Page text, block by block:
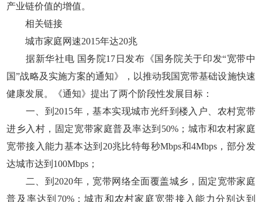
产业链价值的增值。
相关链接
城市家庭网速2015年达20兆
据新华社电 国务院17日发布《国务院关于印发“宽带中
国”战略及实施方案的通知》，以推动我国宽带基础设施快速
健康发展。《通知》提出了两个阶段性发展目标：
一、到2015年，基本实现城市光纤到楼入户、农村宽带
进乡入村，固定宽带家庭普及率达到50%；城市和农村家庭
宽带接入能力基本达到20兆比特每秒Mbps和4Mbps，部分发
达城市达到100Mbps；
二、到2020年，宽带网络全面覆盖城乡，固定宽带家庭
普及率达到70%；城市和农村家庭宽带接入能力分别达到